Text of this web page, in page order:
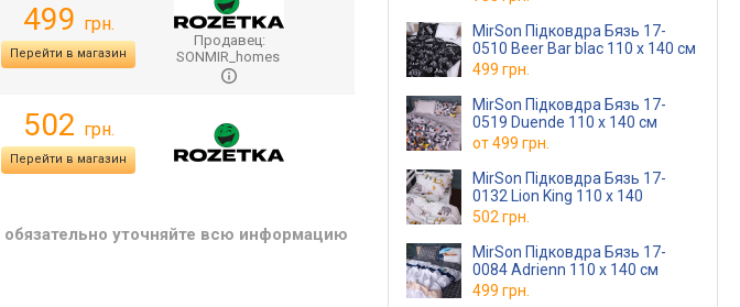
499 грн.
Перейти в магазин
Продавец:
SONMIR_homes
502 грн.
Перейти в магазин
обязательно уточняйте всю информацию
MirSon Підковдра Бязь 17-
0510 Beer Bar blac 110 x 140 см
499 грн.
MirSon Підковдра Бязь 17-
0519 Duende 110 x 140 см
от499 грн.
MirSon Підковдра Бязь 17-
0132 Lion King 110 х 140
502 грн.
MirSon Підковдра Бязь 17-
0084 Adrienn 110 x 140 см
499 грн.